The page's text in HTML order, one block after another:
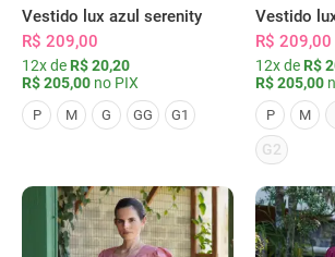
Vestido lux azul serenity
R$ 209,00
12x de R$ 20,20
R$ 205,00 no PIX
P M G GG G1
Vestido
R$ 209,00
12x de R$
R$ 205,00
P M
G2